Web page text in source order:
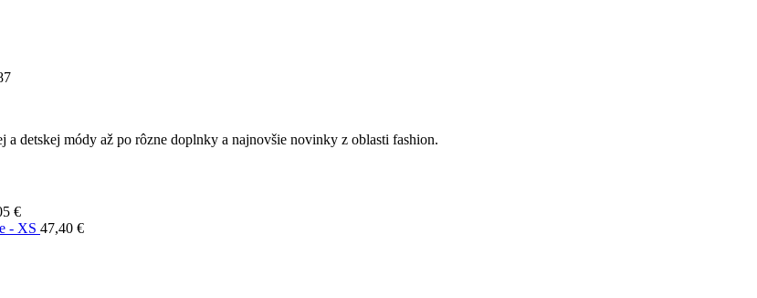
detskej módy až po rôzne doplnky a najnovšie novinky z oblasti fashion.
€
- XS 47,40 €